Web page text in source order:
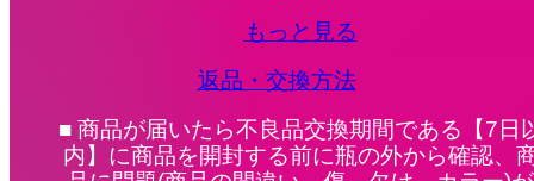
もっと見る
返品・交換方法
■ 商品が届いたら不良品交換期間である【7日
内】に商品を開封する前に瓶の外から確認、